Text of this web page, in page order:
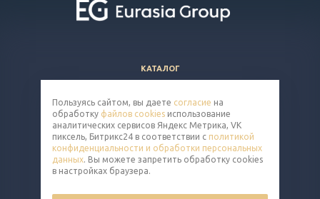
КАТАЛОГ
КОМПАНИЯ
КОНТАКТЫ
8 (800) 302-14-65
cart@eq-mail.ru
Пользуясь сайтом, вы даете согласие на
обработку файлов cookies использование
аналитических сервисов Яндекс Метрика, VK
пиксель, Битрикс24 в соответствии с политикой
конфиденциальности и обработки персональных
данных. Вы можете запретить обработку cookies
в настройках браузера.